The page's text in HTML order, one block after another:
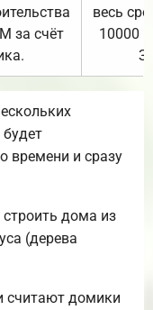
за счёт
весь
10000
будет
времени и сразу
дома из
(дерева
считают домики